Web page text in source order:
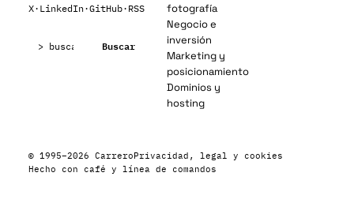
X· LinkedIn·GitHub· RSS
Buscar
fotografía
Negocio e
inversión
Marketing y
posicionamiento
Dominios y
hosting
© 1995–2026 CarreroPrivacidad, legal y cookies
Hecho con café y línea de comandos